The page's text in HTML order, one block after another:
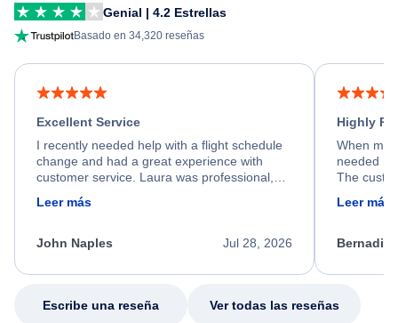
Genial | 4.2 Estrellas
Basado en 34,320 reseñas
Excellent Service
I recently needed help with a flight schedule
change and had a great experience with
customer service. Laura was professional,
friendly, and very helpful throughout the
process. She quickly found a solution and
appreciate her excellent service.
Leer más
Jul 28, 2026
John Naples
Highly
When my
needed
The
calm,
my issue.
Leer más
Escribe una reseña Ver todas las reseñas